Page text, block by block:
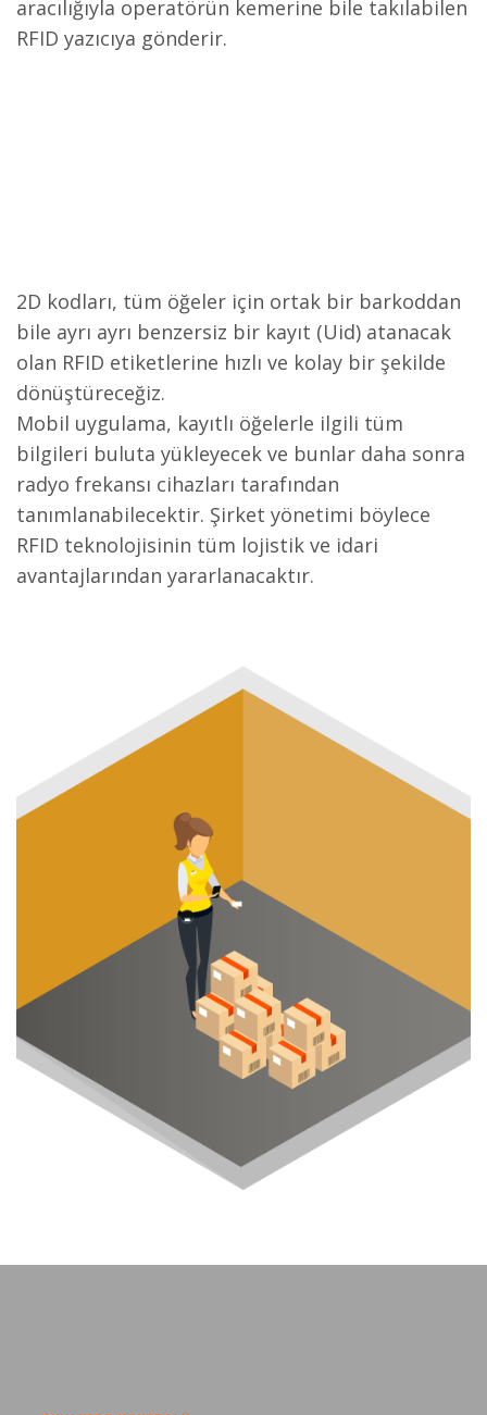
aracılığıyla operatörün kemerine bile takılabilen
RFID yazıcıya gönderir.
2D kodları, tüm öğeler için ortak bir barkoddan
bile ayrı ayrı benzersiz bir kayıt (Uid) atanacak
olan RFID etiketlerine hızlı ve kolay bir şekilde
dönüştüreceğiz.
Mobil uygulama, kayıtlı öğelerle ilgili tüm
bilgileri buluta yükleyecek ve bunlar daha sonra
radyo frekansı cihazları tarafından
tanımlanabilecektir. Şirket yönetimi böylece
RFID teknolojisinin tüm lojistik ve idari
avantajlarından yararlanacaktır.